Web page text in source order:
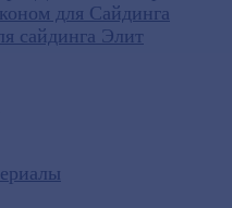
для Сайдинга
cайдинга Элит